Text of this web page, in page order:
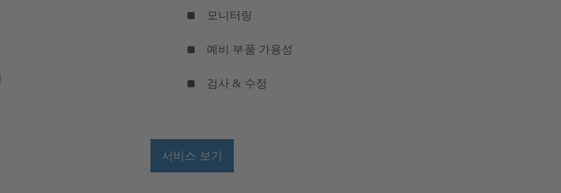
모니터링
예비 부품 가용성
검사 & 수정
서비스 보기